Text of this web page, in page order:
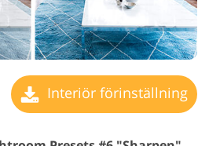
Interiör förinställning